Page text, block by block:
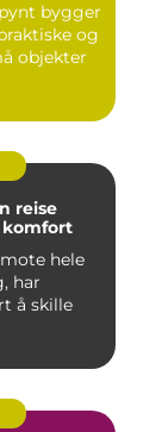
bygger
og
objekter
reise
hele
har
å skille